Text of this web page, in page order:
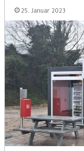
25. Januar 2023